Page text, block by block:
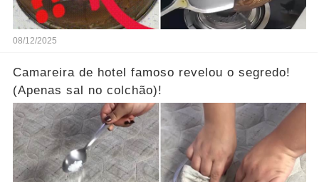
08/12/2025
Camareira de hotel famoso revelou o segredo!
(Apenas sal no colchão)!